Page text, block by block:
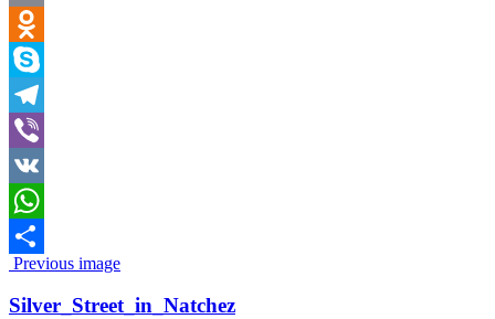
Email
Odnoklassniki
Skype
Telegram
Viber
VK
WhatsApp
Отправить
Image
navigation
Previous image
Silver_Street_in_Natchez